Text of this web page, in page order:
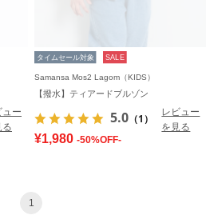
ュー
タイムセール対象 SALE
Samansa Mos2 Lagom（KIDS）
【撥水】ティアードブルゾン
5.0 （1）
レビュー
を見る
¥1,980 -50%OFF-
1